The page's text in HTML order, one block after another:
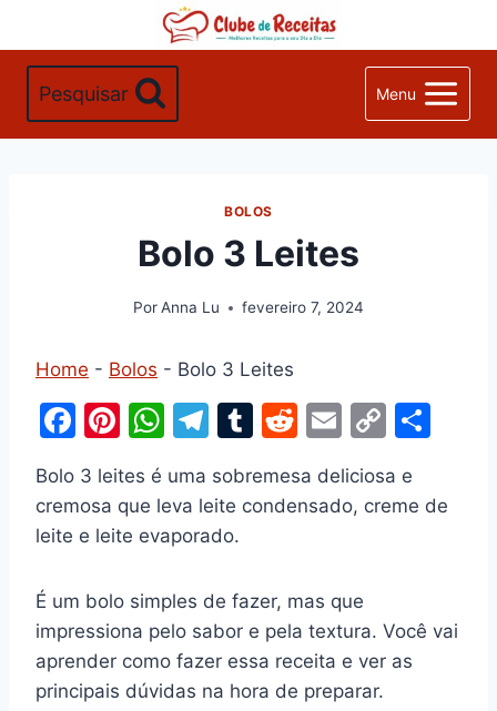
Conteúdo
Pesquisar Menu
BOLOS
Bolo 3 Leites
PorAnna Lu fevereiro 7, 2024
Home - Bolos - Bolo 3 Leites
F
c
e
o
o
k
Pi
er
e
W
at
s
A
p
p
T
e
gr
m
T
m
bl
R
d
di
E
ai
l
C
p
y
k
ar
e
Bolo 3 leites é uma sobremesa deliciosa e
cremosa que leva leite condensado, creme de
leite e leite evaporado.
É um bolo simples de fazer, mas que
impressiona pelo sabor e pela textura. Você vai
aprender como fazer essa receita e ver as
principais dúvidas na hora de preparar.